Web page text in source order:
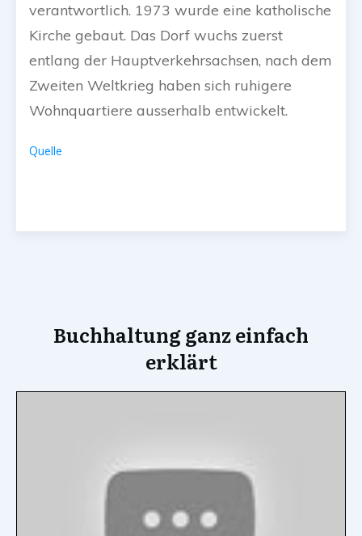
verantwortlich. 1973 wurde eine katholische
Kirche gebaut. Das Dorf wuchs zuerst
entlang der Hauptverkehrsachsen, nach dem
Zweiten Weltkrieg haben sich ruhigere
Wohnquartiere ausserhalb entwickelt.
Quelle
Buchhaltung ganz einfach
erklärt